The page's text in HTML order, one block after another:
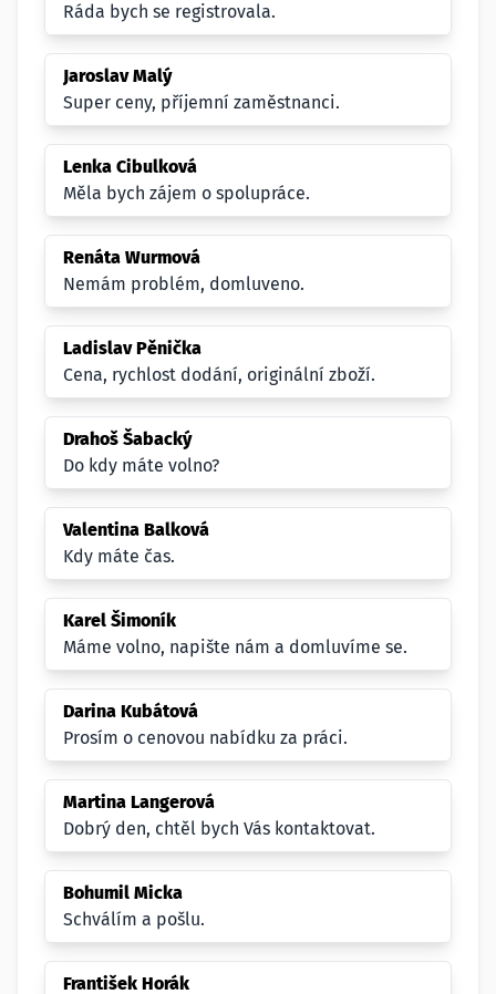
Ráda bych se registrovala.
Jaroslav Malý
Super ceny, příjemní zaměstnanci.
Lenka Cibulková
Měla bych zájem o spolupráce.
Renáta Wurmová
Nemám problém, domluveno.
Ladislav Pěnička
Cena, rychlost dodání, originální zboží.
Drahoš Šabacký
Do kdy máte volno?
Valentina Balková
Kdy máte čas.
Karel Šimoník
Máme volno, napište nám a domluvíme se.
Darina Kubátová
Prosím o cenovou nabídku za práci.
Martina Langerová
Dobrý den, chtěl bych Vás kontaktovat.
Bohumil Micka
Schválím a pošlu.
František Horák